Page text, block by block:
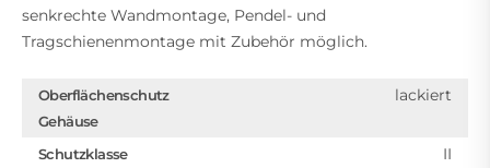
senkrechte Wandmontage, Pendel- und
Tragschienenmontage mit Zubehör möglich.
Oberflächenschutz
Gehäuse
lackiert
Schutzklasse II